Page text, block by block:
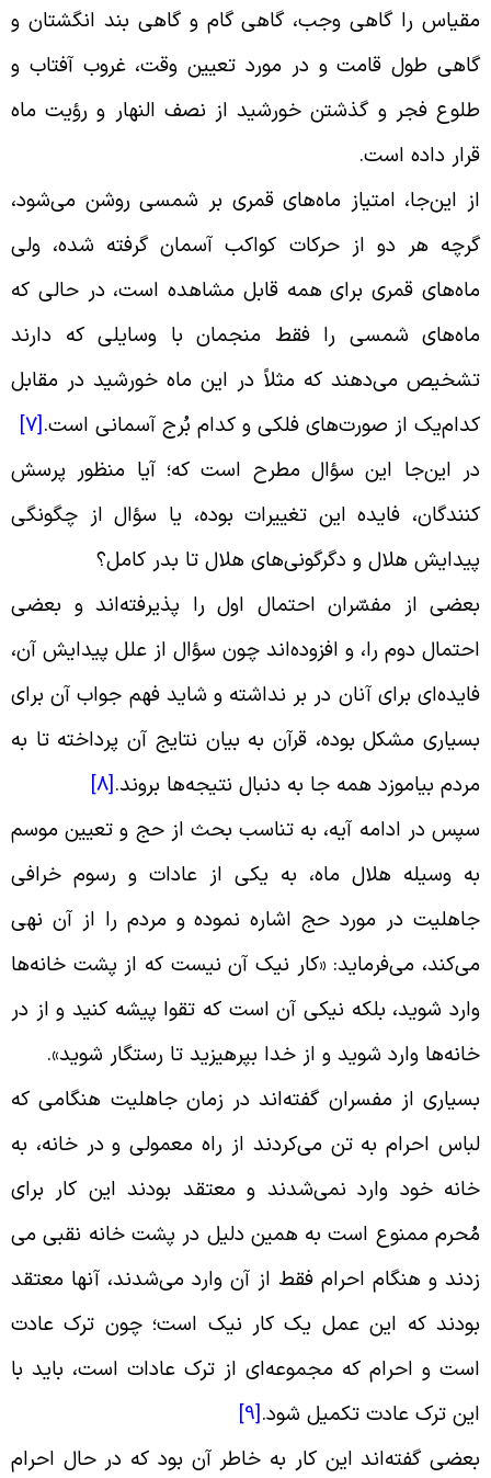
را گاهى وجب، گاهى گام و گاهى بند انگشتان و
طول قامت و در مورد تعیین وقت، غروب آفتاب و
فجر و گذشتن خورشید از نصف النهار و رؤیت ماه
داده است.
این‌جا، امتیاز ماه‌هاى قمرى بر شمسى روشن می‌شود،
هر دو از حرکات کواکب آسمان گرفته شده، ولى
قمرى براى همه قابل مشاهده است، در حالى که
شمسى را فقط منجمان با وسایلى که دارند
می‌دهند که مثلاً در این ماه خورشید در مقابل
از صورت‌هاى فلکى و کدام بُرج آسمانى است.
[7]
این‌جا این سؤال مطرح است که؛ آیا منظور پرسش
فایده این تغییرات بوده، یا سؤال از چگونگى
هلال و دگرگونی‌هاى هلال تا بدر کامل؟
از مفسّران احتمال اول را پذیرفته‌اند و بعضى
دوم را، و افزوده‌اند چون سؤال از علل پیدایش آن،
براى آنان در بر نداشته و شاید فهم جواب آن براى
مشکل بوده، قرآن به بیان نتایج آن پرداخته تا به
بیاموزد همه جا به دنبال نتیجه‌ها بروند.
[8]
در ادامه آیه، به تناسب بحث از حج و تعیین موسم
وسیله هلال ماه، به یکى از عادات و رسوم خرافى
در مورد حج اشاره نموده و مردم را از آن نهى
می‌فرماید: «کار نیک آن نیست که از پشت خانه‌ها
شوید، بلکه نیکى آن است که تقوا پیشه کنید و از در
وارد شوید و از خدا بپرهیزید تا رستگار شوید».
از مفسران گفته‌اند در زمان جاهلیت هنگامى که
احرام به تن می‌کردند از راه معمولى و در خانه، به
خود وارد نمی‌شدند و معتقد بودند این کار براى
ممنوع است به همین دلیل در پشت خانه نقبى می
و هنگام احرام فقط از آن وارد می‌شدند، آنها معتقد
که این عمل یک کار نیک است؛ چون ترک عادت
و احرام که مجموعه‌اى از ترک عادات است، باید با
ترک عادت تکمیل شود.
[9]
گفته‌اند این کار به خاطر آن بود که در حال احرام